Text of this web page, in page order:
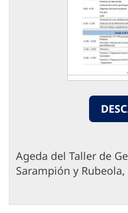
Ageda del Taller de
Sarampión y